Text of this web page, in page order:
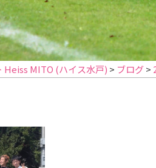
Heiss MITO (ハイス水戸) > ブログ>